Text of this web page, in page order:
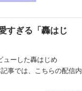
すぎる「轟はじ
ューした轟はじめ
事では、こちらの配信内